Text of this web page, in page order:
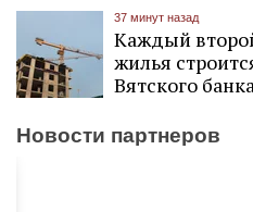
37 минут назад
Каждый
жилья
Вятского
Новости партнеров